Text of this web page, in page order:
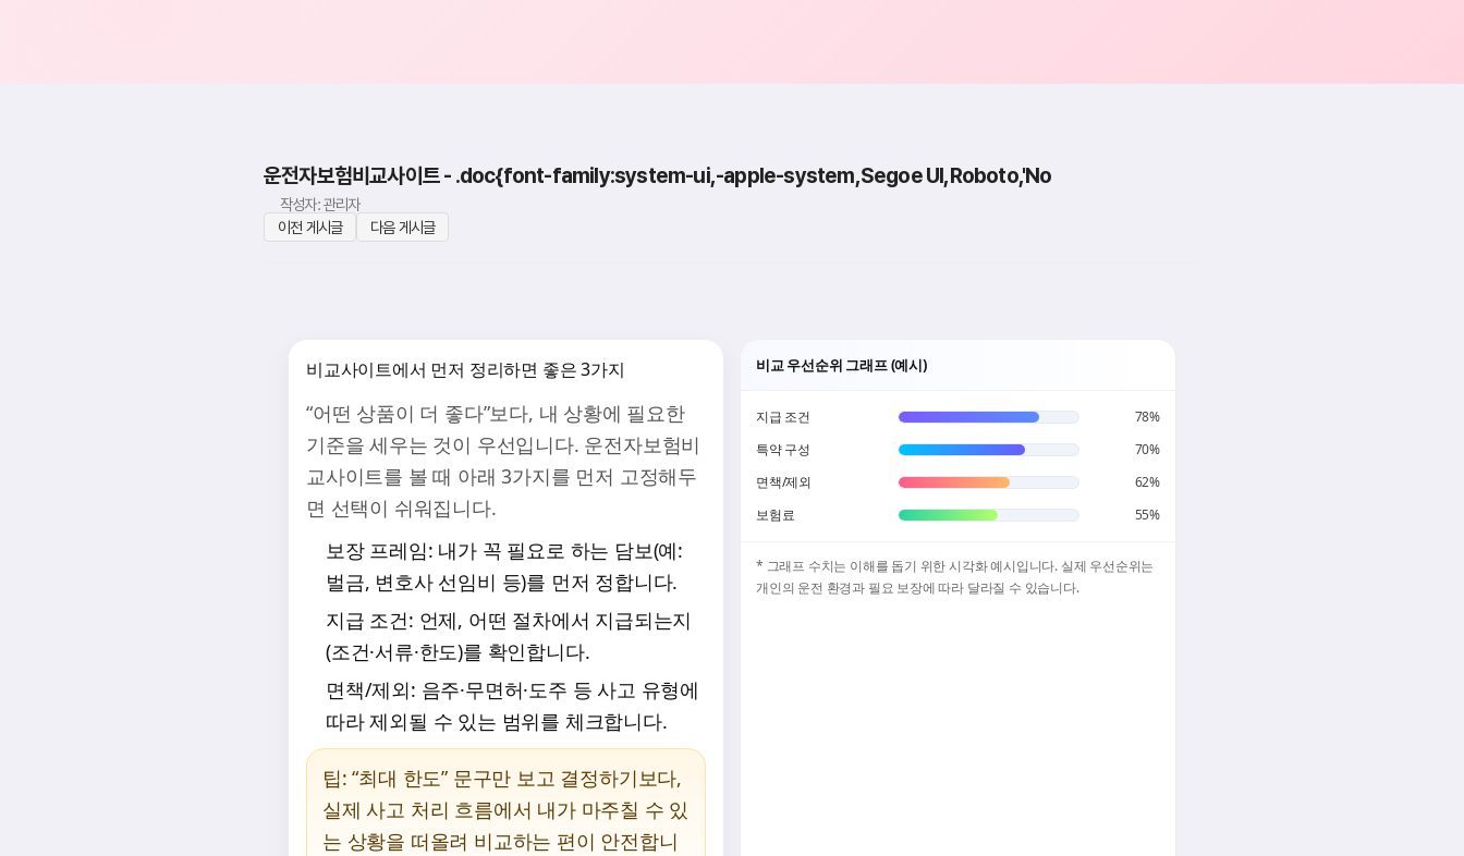
운전자보험비교사이트 - .doc{font-family:system-ui,-apple-system,Segoe UI,Roboto,'No
작성자: 관리자
이전 게시글
다음 게시글
비교사이트에서 먼저 정리하면 좋은 3가지
“어떤 상품이 더 좋다”보다, 내 상황에 필요한
기준을 세우는 것이 우선입니다. 운전자보험비
교사이트를 볼 때 아래 3가지를 먼저 고정해두
면 선택이 쉬워집니다.
보장 프레임: 내가 꼭 필요로 하는 담보(예:
벌금, 변호사 선임비 등)를 먼저 정합니다.
지급 조건: 언제, 어떤 절차에서 지급되는지
(조건·서류·한도)를 확인합니다.
면책/제외: 음주·무면허·도주 등 사고 유형에
따라 제외될 수 있는 범위를 체크합니다.
팁: “최대 한도” 문구만 보고 결정하기보다,
실제 사고 처리 흐름에서 내가 마주칠 수 있
는 상황을 떠올려 비교하는 편이 안전합니
비교 우선순위 그래프 (예시)
지급 조건
78%
특약 구성
70%
면책/제외
62%
보험료
55%
* 그래프 수치는 이해를 돕기 위한 시각화 예시입니다. 실제 우선순위는
개인의 운전 환경과 필요 보장에 따라 달라질 수 있습니다.